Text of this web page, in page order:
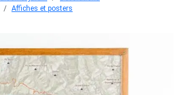
Affiches et posters